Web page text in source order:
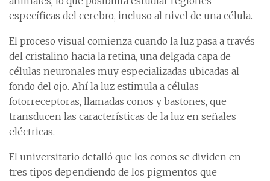
específicas del cerebro, incluso al nivel de una célula.
El proceso visual comienza cuando la luz pasa a través
del cristalino hacia la retina, una delgada capa de
células neuronales muy especializadas ubicadas al
fondo del ojo. Ahí la luz estimula a células
fotorreceptoras, llamadas conos y bastones, que
transducen las características de la luz en señales
eléctricas.
El universitario detalló que los conos se dividen en
tres tipos dependiendo de los pigmentos que